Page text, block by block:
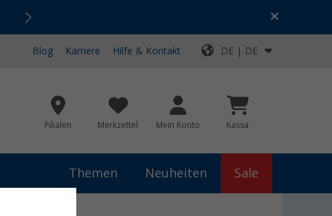
Top-Deals für dein Abenteuer!
Blog Karriere Hilfe & Kontakt DE | DE
Filialen Merkzettel Mein Konto Kassa
Themen Neuheiten Sale